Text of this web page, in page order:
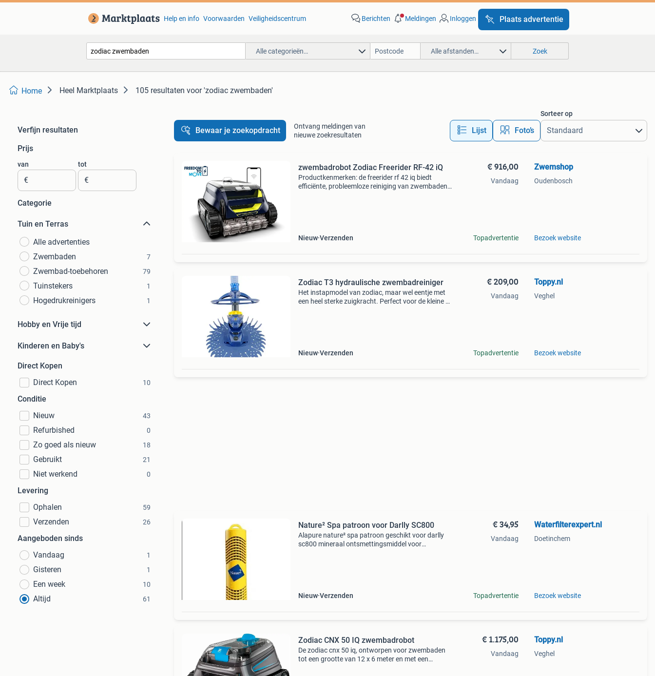
Help en info Voorwaarden Veiligheidscentrum Berichten Meldingen Inloggen Plaats advertentie
Alle categorieën… Alle afstanden… Zoek
Home Heel Marktplaats 105 resultaten voor 'zodiac zwembaden'
Verfijn resultaten
Prijs
van
€
tot
€
Categorie
Tuin en Terras
Alle advertenties
Zwembaden
7
Zwembad-toebehoren 79
Tuinstekers 1
Hogedrukreinigers 1
Hobby en Vrije tijd
Kinderen en Baby's
Direct Kopen
Direct Kopen
10
Conditie
Nieuw
43
Refurbished 0
Zo goed als nieuw 18
Gebruikt 21
Niet werkend 0
Levering
Ophalen
59
Verzenden 26
Aangeboden sinds
Vandaag
1
Gisteren 1
Een week 10
Altijd 61
Bewaar je zoekopdracht
Ontvang meldingen van
nieuwe zoekresultaten
Lijst Foto’s
Sorteer op
zwembadrobot Zodiac Freerider RF-42 iQ
Productkenmerken: de freerider rf 42 iq biedt
efficiënte, probleemloze reiniging van zwembaden
Nieuw Verzenden
€ 916,00
Vandaag
Topadvertentie
Zwemshop
Oudenbosch
Bezoek website
Zodiac T3 hydraulische zwembadreiniger
Het instapmodel van zodiac, maar wel eentje met
een heel sterke zuigkracht. Perfect voor de kleine en
Nieuw Verzenden
€ 209,00
Vandaag
Topadvertentie
Toppy.nl
Veghel
Bezoek website
Nature² Spa patroon voor Darlly SC800
Alapure nature² spa patroon geschikt voor darlly
sc800 mineraal ontsmettingsmiddel voor
Nieuw Verzenden
€ 34,95
Vandaag
Topadvertentie
Waterfilterexpert.nl
Doetinchem
Bezoek website
Zodiac CNX 50 IQ zwembadrobot
De zodiac cnx 50 iq, ontworpen voor zwembaden
tot een grootte van 12 x 6 meter en met een
€ 1.175,00
Vandaag
Toppy.nl
Veghel